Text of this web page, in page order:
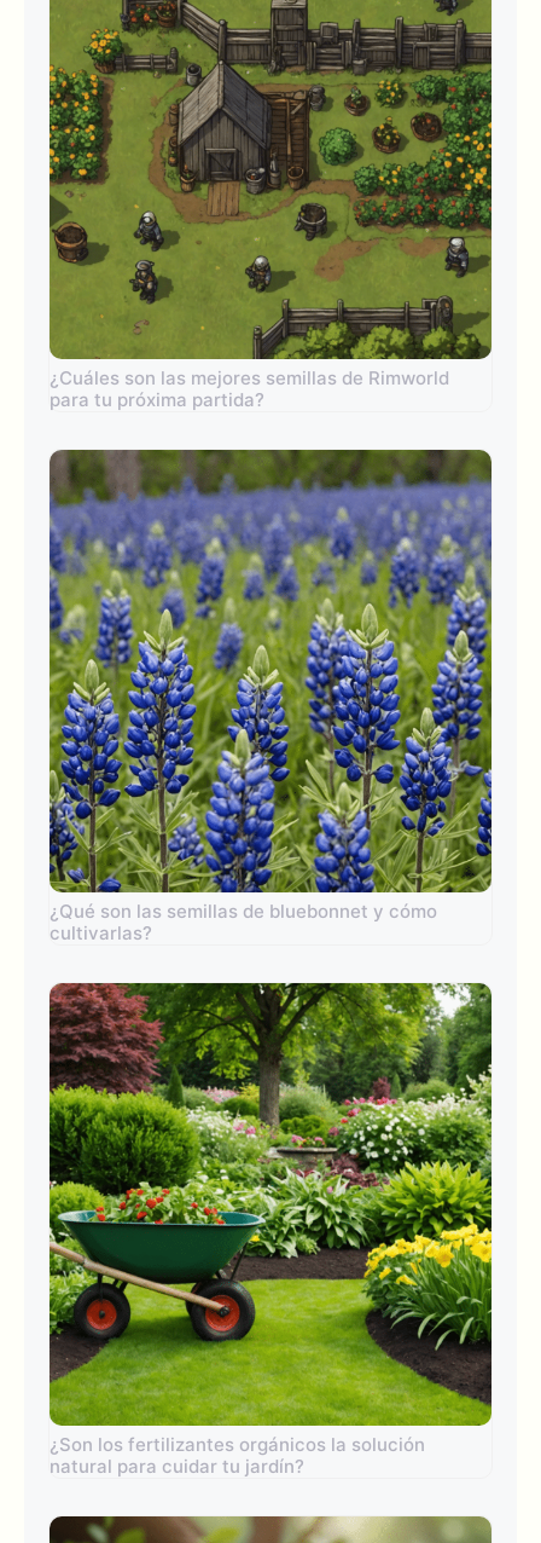
¿Cuáles son las mejores semillas de Rimworld
para tu próxima partida?
¿Qué son las semillas de bluebonnet y cómo
cultivarlas?
¿Son los fertilizantes orgánicos la solución
natural para cuidar tu jardín?